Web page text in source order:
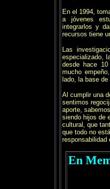
En el 1994,
a jóvenes
integrarlos y
recursos tiene
Las
especializado,
desde hace
mucho
lado, la base
Al cumplir una
sentimos
aporte,
siendo hijos de
cultural, que
que todo no
responsabilidad
En